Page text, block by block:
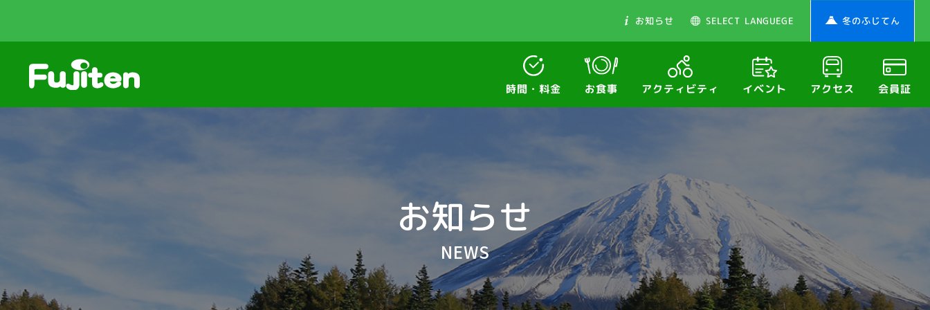
お知らせ SELECT LANGUEGE 冬のふじてん
時間・料金 お食事 アクティビティ イベント アクセス 会員証
お知らせ
NEWS